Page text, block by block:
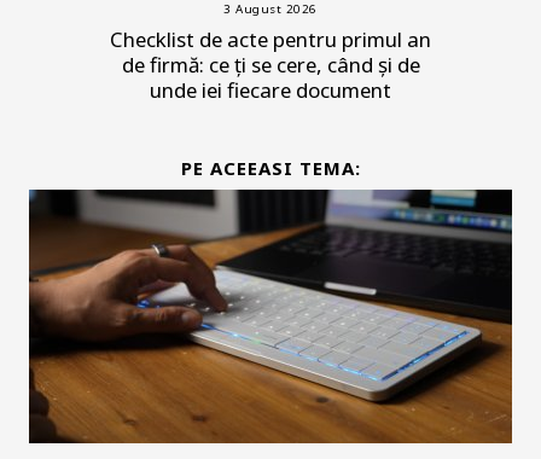
3 August 2026
Checklist de acte pentru primul an
de firmă: ce ți se cere, când și de
unde iei fiecare document
PE ACEEASI TEMA: